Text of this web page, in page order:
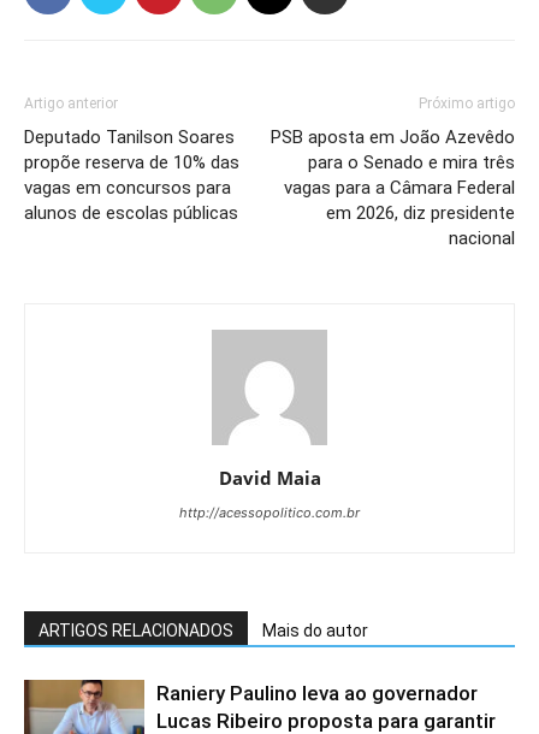
Artigo anterior
Deputado Tanilson Soares
propõe reserva de 10% das
vagas em concursos para
alunos de escolas públicas
Próximo artigo
PSB aposta em João Azevêdo
para o Senado e mira três
vagas para a Câmara Federal
em 2026, diz presidente
nacional
David Maia
http://acessopolitico.com.br
ARTIGOS RELACIONADOS Mais do autor
Raniery Paulino leva ao governador
Lucas Ribeiro proposta para garantir